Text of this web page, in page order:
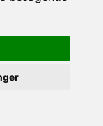
investere i
delvise